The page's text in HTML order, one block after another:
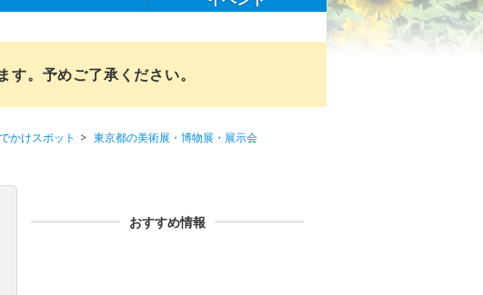
。予めご了承ください。
かけスポット
東京都の美術展・博物展・展示会
おすすめ情報